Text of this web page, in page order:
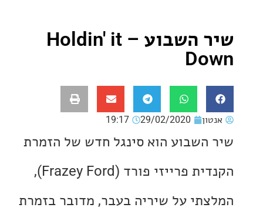
שיר השבוע – Holdin' it
29/02/2020
19:17
הוא סינגל חדש של הזמרת
הקנדית פרייזי פורד (Frazey Ford),
על שיריה בעבר, מדובר בזמרת